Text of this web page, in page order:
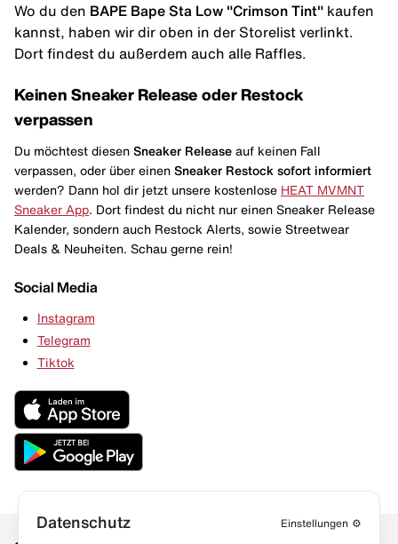
Wo du den BAPE Bape Sta Low "Crimson Tint" kaufen
kannst, haben wir dir oben in der Storelist verlinkt.
Dort findest du außerdem auch alle Raffles.
Keinen Sneaker Release oder Restock
verpassen
Du möchtest diesen Sneaker Release auf keinen Fall
verpassen, oder über einen Sneaker Restock sofort informiert
werden? Dann hol dir jetzt unsere kostenlose HEAT MVMNT
Sneaker App . Dort findest du nicht nur einen Sneaker Release
Kalender, sondern auch Restock Alerts, sowie Streetwear
Deals & Neuheiten. Schau gerne rein!
Social Media
Instagram
Telegram
Tiktok
Datenschutz Einstellungen ⚙️